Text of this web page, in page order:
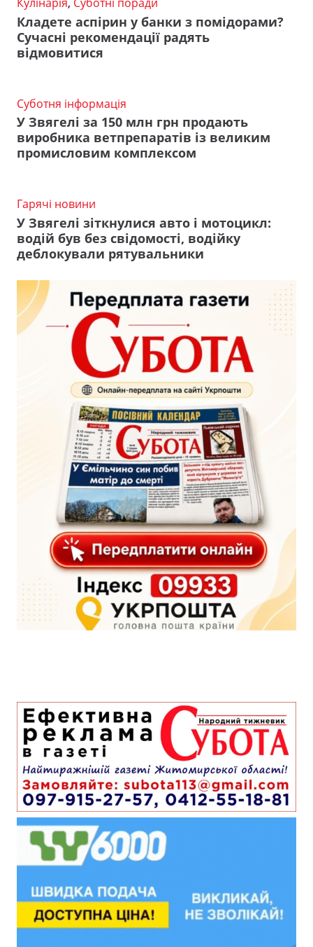
Кладете аспірин у банки з помідорами?
Сучасні рекомендації радять
відмовитися
Суботня інформація
У Звягелі за 150 млн грн продають
виробника ветпрепаратів із великим
промисловим комплексом
Гарячі новини
У Звягелі зіткнулися авто і мотоцикл:
водій був без свідомості, водійку
деблокували рятувальники